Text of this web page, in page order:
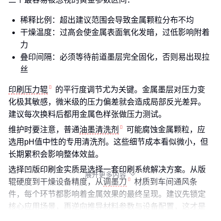
稀释比例：超出建议范围会导致金属颗粒分布不均
干燥温度：过高会使金属表面氧化发暗，过低影响附着
力
叠印间隔：必须等待前道墨层完全固化，否则易出现拉
丝
印刷压力辊
的平行度调节尤为关键。金属墨层对压力变
化极其敏感，微米级的压力偏差就会造成局部反光差异。
建议每次换料后都用金属色样张做压力测试。
维护时要注意，普通油墨清洗剂
可能腐蚀金属颗粒，应
选用pH值中性的专用清洗剂。这些细节成本看似微小，但
长期累积会影响整体效益。
选择凹版印刷金实质是选择一套印刷系统解决方案。从版
辊硬度到干燥设备精度，从调墨刀
材质到车间通风条
件，每个环节都影响着金属效果的最终呈现。建议先锁定
核心应用场景，再逆向推导材料参数与设备配置，这才是
展开更多内容 